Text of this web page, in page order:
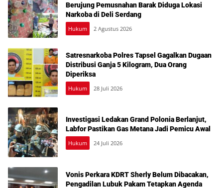
Berujung Pemusnahan Barak Diduga Lokasi
Narkoba di Deli Serdang
Hukum 2 Agustus 2026
Satresnarkoba Polres Tapsel Gagalkan Dugaan
Distribusi Ganja 5 Kilogram, Dua Orang
Diperiksa
Hukum 28 Juli 2026
Investigasi Ledakan Grand Polonia Berlanjut,
Labfor Pastikan Gas Metana Jadi Pemicu Awal
Hukum 24 Juli 2026
Vonis Perkara KDRT Sherly Belum Dibacakan,
Pengadilan Lubuk Pakam Tetapkan Agenda